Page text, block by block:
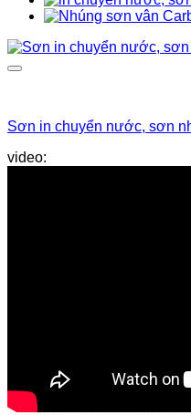
Sơn in chuyển nước, sơn
súng lục
video: